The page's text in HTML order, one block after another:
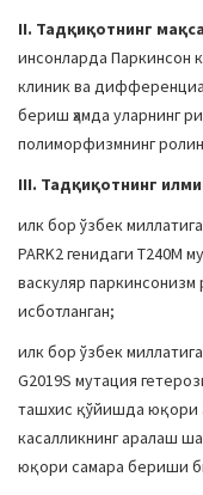
II. Тадқиқотнинг
инсонларда Паркинсон
клиник ва
бериш ҳамда уларнинг
полиморфизмнинг
III. Тадқиқотнинг
илк бор ўзбек
PARK2 генидаги T240M
васкуляр
исботланган;
илк бор ўзбек
G2019S мутация
ташхис қўйишда юқори
касалликнинг аралаш
юқори самара бериши